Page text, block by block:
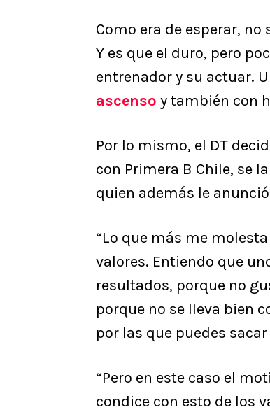
Como era de esperar,
Y es que el duro, pero
entrenador y su actuar.
ascenso y también con
Por lo mismo, el DT
con Primera B Chile, se
quien además le
“Lo que más me
valores. Entiendo que
resultados, porque no
porque no se lleva bien
por las que puedes
“Pero en este caso el
condice con esto de los